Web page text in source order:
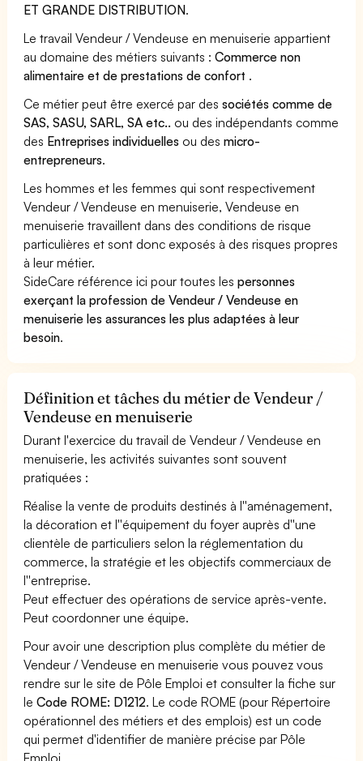
ET GRANDE DISTRIBUTION.
Le travail Vendeur / Vendeuse en menuiserie appartient
au domaine des métiers suivants :Commerce non
alimentaire et de prestations de confort .
Ce métier peut être exercé par dessociétés comme de
SAS, SASU, SARL, SA etc.. ou des indépendants comme
des Entreprises individuelles ou desmicro-
entrepreneurs.
Les hommes et les femmes qui sont respectivement
Vendeur / Vendeuse en menuiserie, Vendeuse en
menuiserie travaillent dans des conditions de risque
particulières et sont donc exposés à des risques propres
à leur métier.
SideCare référence ici pour toutes lespersonnes
exerçant la profession de Vendeur / Vendeuse en
menuiserie les assurances les plus adaptées à leur
besoin.
Définition et tâches du métier de Vendeur /
Vendeuse en menuiserie
Durant l'exercice du travail de Vendeur / Vendeuse en
menuiserie, les activités suivantes sont souvent
pratiquées :
Réalise la vente de produits destinés à l''aménagement,
la décoration et l''équipement du foyer auprès d''une
clientèle de particuliers selon la réglementation du
commerce, la stratégie et les objectifs commerciaux de
l''entreprise.
Peut effectuer des opérations de service après-vente.
Peut coordonner une équipe.
Pour avoir une description plus complète du métier de
Vendeur / Vendeuse en menuiserie vous pouvez vous
rendre sur le site de Pôle Emploi et consulter la fiche sur
leCode ROME: D1212. Le code ROME (pour Répertoire
opérationnel des métiers et des emplois) est un code
qui permet d'identifier de manière précise par Pôle
Emploi